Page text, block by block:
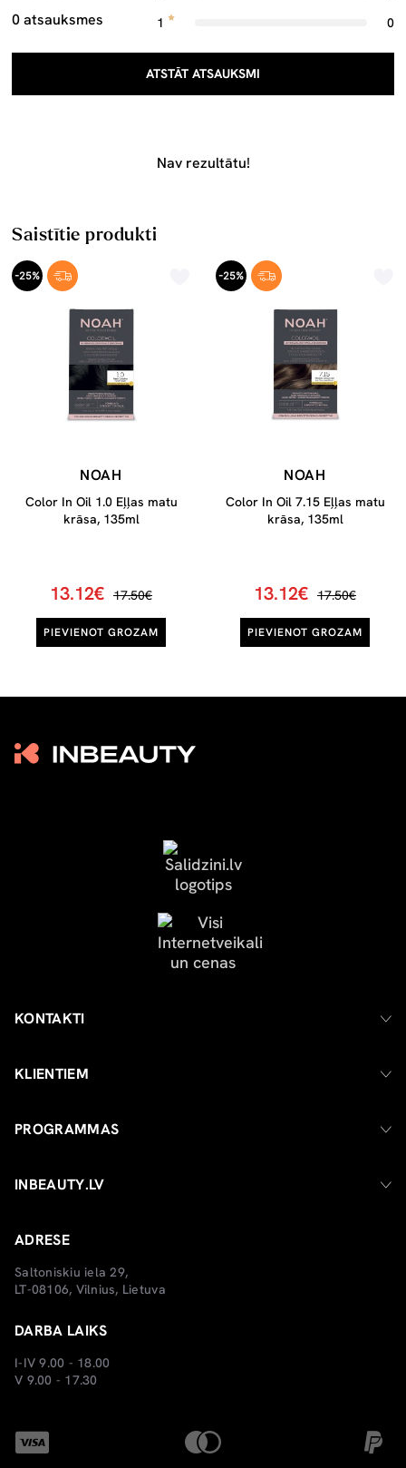
0 atsauksmes
1
0
ATSTĀT ATSAUKSMI
Nav rezultātu!
Saistītie produkti
-25%
NOAH
Color In Oil 1.0 Eļļas matu
krāsa, 135ml
13.12€ 17.50€
PIEVIENOT GROZAM
-25%
NOAH
Color In Oil 7.15 Eļļas matu
krāsa, 135ml
13.12€ 17.50€
PIEVIENOT GROZAM
KONTAKTI
KLIENTIEM
PROGRAMMAS
INBEAUTY.LV
ADRESE
Saltoniskiu iela 29,
LT-08106, Vilnius, Lietuva
DARBA LAIKS
I-IV 9.00 - 18.00
V 9.00 - 17.30